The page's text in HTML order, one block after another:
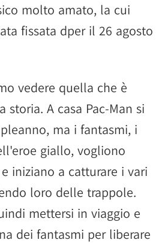
molto amato, la cui
fissata dper il 26 agosto
vedere quella che è
A casa Pac-Man si
ma i fantasmi, i
giallo, vogliono
iniziano a catturare i vari
loro delle trappole.
mettersi in viaggio e
dei fantasmi per liberare